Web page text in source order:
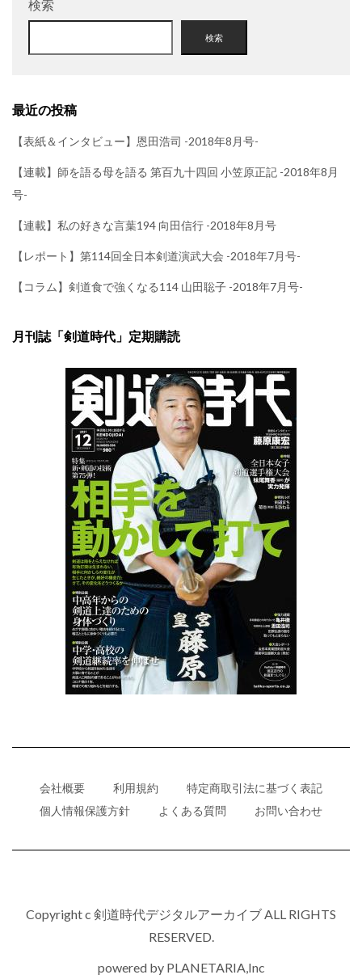
検索
検索
最近の投稿
【表紙＆インタビュー】恩田浩司 -2018年8月号-
【連載】師を語る母を語る 第百九十四回 小笠原正記 -2018年8月
号-
【連載】私の好きな言葉194 向田信行 -2018年8月号
【レポート】第114回全日本剣道演武大会 -2018年7月号-
【コラム】剣道食で強くなる114 山田聡子 -2018年7月号-
月刊誌「剣道時代」定期購読
会社概要 利用規約
特定商取引法に基づく表記
個人情報保護方針
よくある質問 お問い合わせ
Copyright c 剣道時代デジタルアーカイブ ALL RIGHTS
RESERVED.
powered by PLANETARIA,Inc